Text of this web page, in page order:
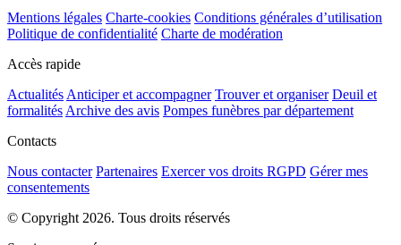
Mentions légales Charte-cookies Conditions générales d’utilisation
Politique de confidentialité Charte de modération
Accès rapide
Actualités Anticiper et accompagner Trouver et organiser Deuil et
formalités Archive des avis Pompes funèbres par département
Contacts
Nous contacter Partenaires Exercer vos droits RGPD Gérer mes
consentements
© Copyright 2026. Tous droits réservés